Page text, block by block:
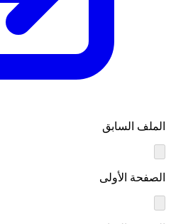
الملف السابق
الصفحة الأولى